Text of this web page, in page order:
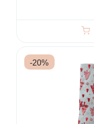
-20%